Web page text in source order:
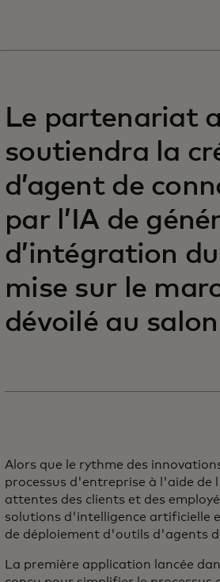
Le partenariat
soutiendra la
d’agent de
par l’IA de
d’intégration
mise sur le
dévoilé au
Alors que le rythme des
processus d'entreprise à l'aide de
attentes des clients et des
solutions d'intelligence artificielle
de déploiement d'outils d'agents
La première application lancée